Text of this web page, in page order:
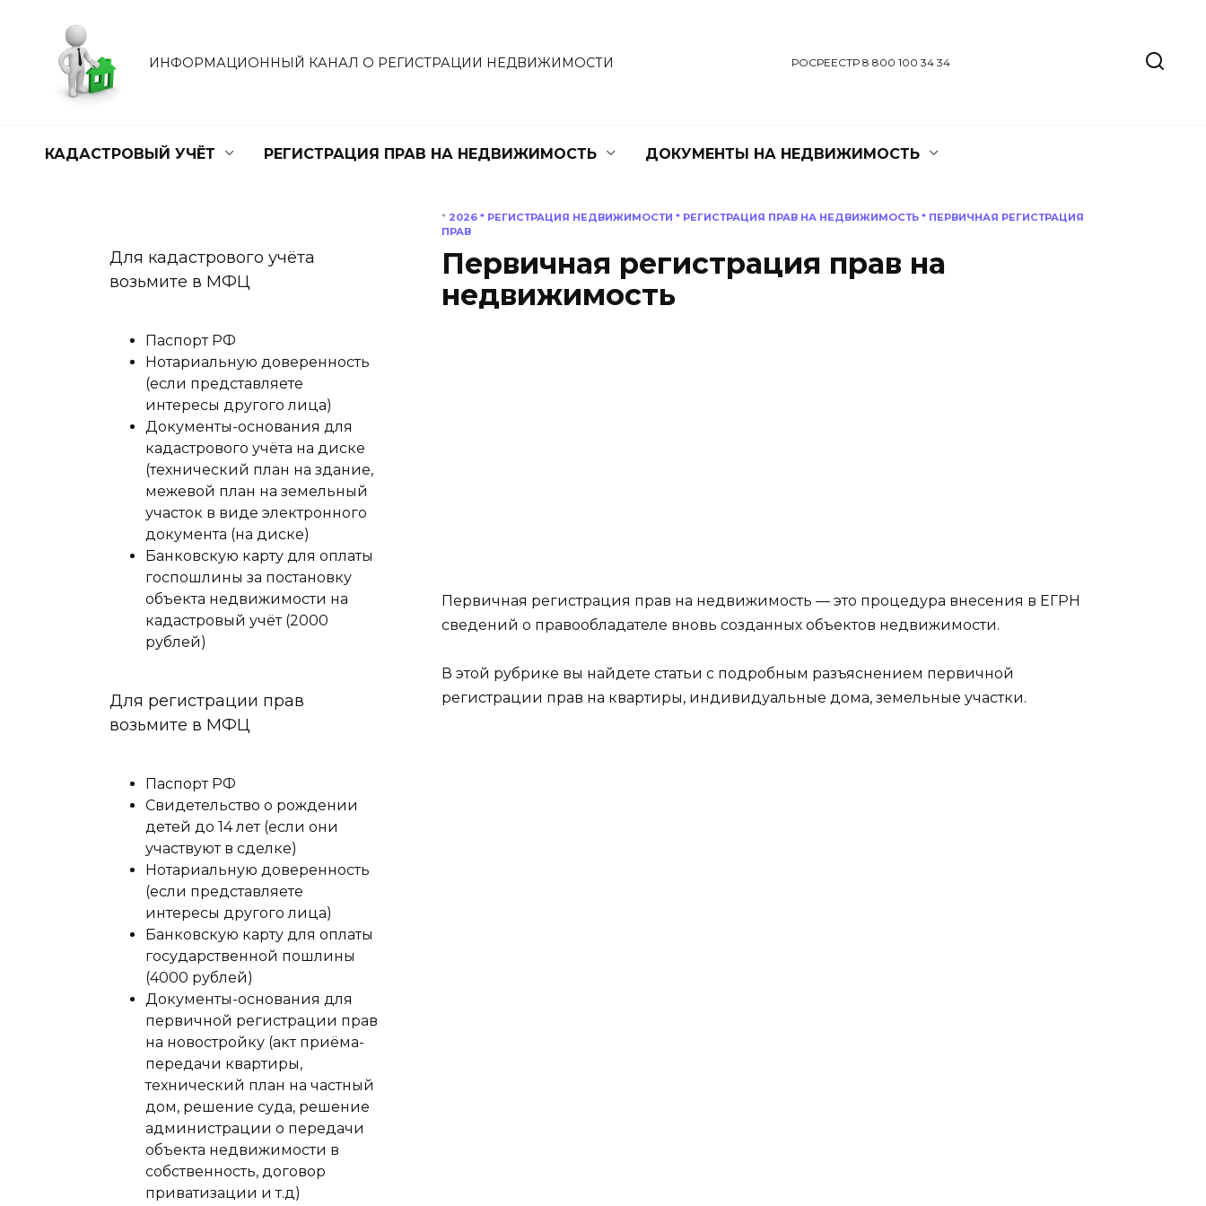
содержанию
ИНФОРМАЦИОННЫЙ КАНАЛ О РЕГИСТРАЦИИ НЕДВИЖИМОСТИ РОСРЕЕСТР 8 800 100 34 34
КАДАСТРОВЫЙ УЧЁТ РЕГИСТРАЦИЯ ПРАВ НА НЕДВИЖИМОСТЬ ДОКУМЕНТЫ НА НЕДВИЖИМОСТЬ
* 2026 * РЕГИСТРАЦИЯ НЕДВИЖИМОСТИ * РЕГИСТРАЦИЯ ПРАВ НА НЕДВИЖИМОСТЬ * ПЕРВИЧНАЯ РЕГИСТРАЦИЯ
ПРАВ
Первичная регистрация прав на
недвижимость
Первичная регистрация прав на недвижимость — это процедура внесения в ЕГРН
сведений о правообладателе вновь созданных объектов недвижимости.
В этой рубрике вы найдете статьи с подробным разъяснением первичной
регистрации прав на квартиры, индивидуальные дома, земельные участки.
Для кадастрового учёта
возьмите в МФЦ
Паспорт РФ
Нотариальную доверенность
(если представляете
интересы другого лица)
Документы-основания для
кадастрового учёта на диске
(технический план на здание,
межевой план на земельный
участок в виде электронного
документа (на диске)
Банковскую карту для оплаты
госпошлины за постановку
объекта недвижимости на
кадастровый учёт (2000
рублей)
Для регистрации прав
возьмите в МФЦ
Паспорт РФ
Свидетельство о рождении
детей до 14 лет (если они
участвуют в сделке)
Нотариальную доверенность
(если представляете
интересы другого лица)
Банковскую карту для оплаты
государственной пошлины
(4000 рублей)
Документы-основания для
первичной регистрации прав
на новостройку (акт приёма-
передачи квартиры,
технический план на частный
дом, решение суда, решение
администрации о передачи
объекта недвижимости в
собственность, договор
приватизации и т.д)